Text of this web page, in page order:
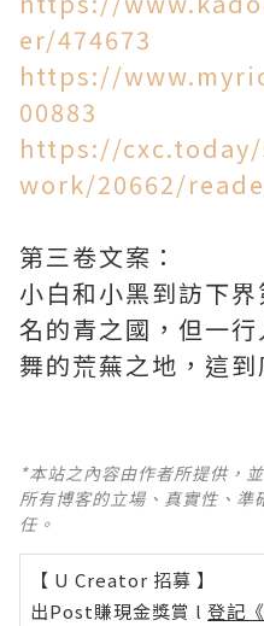
er/474673
https://
00883
https://
work/20662/
第三卷文案：
小白和小黑到訪下
名的青之國，但一
舞的荒蕪之地，這
*本站之內容由作者所提供，
所有博客的立場、真實性、
任。
【 U Creator 招募 】
出Post賺現金獎賞 l 登記